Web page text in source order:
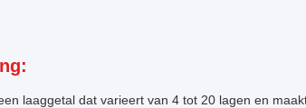
laaggetal dat varieert van 4 tot 20 lagen en